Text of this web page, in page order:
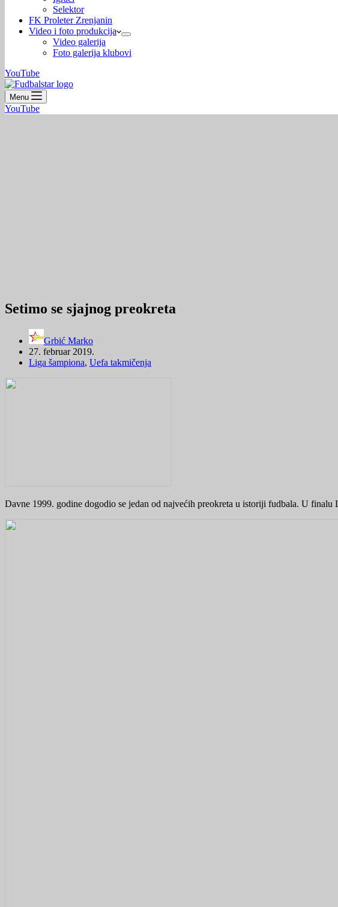
Selektor
FK Proleter Zrenjanin
Video i foto produkcija
Video galerija
Foto galerija klubovi
YouTube
Menu
YouTube
Setimo se sjajnog preokreta
Grbić Marko
27. februar 2019.
Liga šampiona, Uefa takmičenja
Davne 1999. godine dogodio se jedan od najvećih preokreta u istoriji fudbala. U